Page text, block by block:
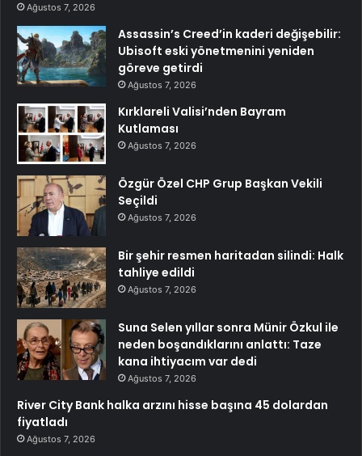
Ağustos 7, 2026
Assassin’s Creed’in kaderi değişebilir:
Ubisoft eski yönetmenini yeniden
göreve getirdi
Ağustos 7, 2026
Kırklareli Valisi’nden Bayram
Kutlaması
Ağustos 7, 2026
Özgür Özel CHP Grup Başkan Vekili
Seçildi
Ağustos 7, 2026
Bir şehir resmen haritadan silindi: Halk
tahliye edildi
Ağustos 7, 2026
Suna Selen yıllar sonra Münir Özkul ile
neden boşandıklarını anlattı: Taze
kana ihtiyacım var dedi
Ağustos 7, 2026
River City Bank halka arzını hisse başına 45 dolardan
fiyatladı
Ağustos 7, 2026